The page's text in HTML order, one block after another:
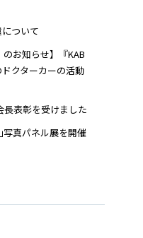
ついて
のお知らせ】『KAB
クターカーの活動
長表彰を受けました
写真パネル展を開催